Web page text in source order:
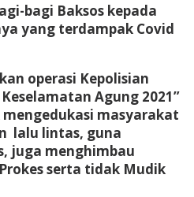
bagi Baksos kepada
yang terdampak Covid
operasi Kepolisian
Agung 2021”
masyarakat
lalu lintas, guna
juga menghimbau
serta tidak Mudik